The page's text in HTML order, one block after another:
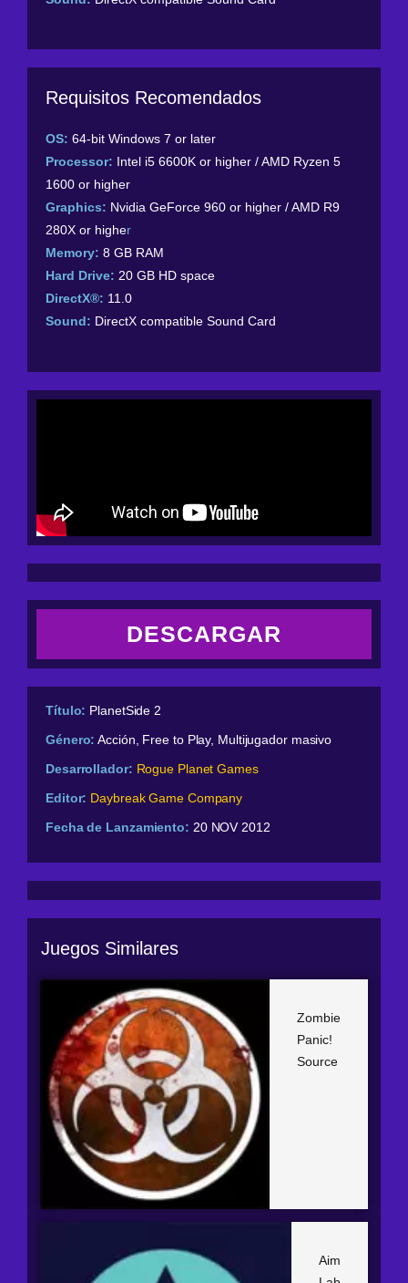
Requisitos Recomendados
OS: 64-bit Windows 7 or later
Processor: Intel i5 6600K or higher / AMD Ryzen 5
1600 or higher
Graphics: Nvidia GeForce 960 or higher / AMD R9
280X or higher
Memory: 8 GB RAM
Hard Drive: 20 GB HD space
DirectX®: 11.0
Sound: DirectX compatible Sound Card
DESCARGAR
Título: PlanetSide 2
Género: Acción, Free to Play, Multijugador masivo
Desarrollador: Rogue Planet Games
Editor: Daybreak Game Company
Fecha de Lanzamiento: 20 NOV 2012
Juegos Similares
Zombie
Panic!
Source
Aim